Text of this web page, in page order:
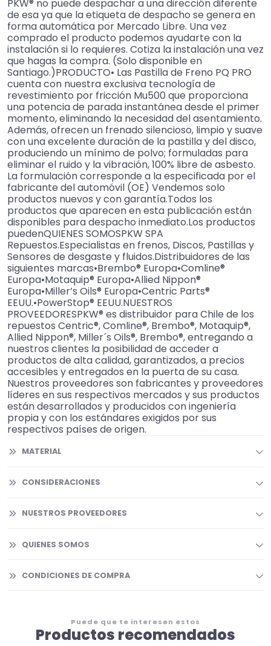
PKW® no puede despachar a una dirección diferente
de esa ya que la etiqueta de despacho se genera en
forma automática por Mercado Libre. Una vez
comprado el producto podemos ayudarte con la
instalación si lo requieres. Cotiza la instalación una vez
que hagas la compra. (Solo disponible en
Santiago.)PRODUCTO• Las Pastilla de Freno PQ PRO
cuenta con nuestra exclusiva tecnología de
revestimiento por fricción Mu500 que proporciona
una potencia de parada instantánea desde el primer
momento, eliminando la necesidad del asentamiento.
Además, ofrecen un frenado silencioso, limpio y suave
con una excelente duración de la pastilla y del disco,
produciendo un mínimo de polvo; formuladas para
eliminar el ruido y la vibración, 100% libre de asbesto.
La formulación corresponde a la especificada por el
fabricante del automóvil (OE) Vendemos solo
productos nuevos y con garantía.Todos los
productos que aparecen en esta publicación están
disponibles para despacho inmediato.Los productos
puedenQUIENES SOMOSPKW SPA
Repuestos.Especialistas en frenos, Discos, Pastillas y
Sensores de desgaste y fluidos.Distribuidores de las
siguientes marcas•Brembo® Europa•Comline®
Europa•Motaquip® Europa•Allied Nippon®
Europa•Miller’s Oils® Europa•Centric Parts®
EEUU.•PowerStop® EEUU.NUESTROS
PROVEEDORESPKW® es distribuidor para Chile de los
repuestos Centric®, Comline®, Brembo®, Motaquip®,
Allied Nippon®, Miller´s Oils®, Brembo®, entregando a
nuestros clientes la posibilidad de acceder a
productos de alta calidad, garantizados, a precios
accesibles y entregados en la puerta de su casa.
Nuestros proveedores son fabricantes y proveedores
líderes en sus respectivos mercados y sus productos
están desarrollados y producidos con ingeniería
propia y con los estándares exigidos por sus
respectivos países de origen.
MATERIAL
CONSIDERACIONES
NUESTROS PROVEEDORES
QUIENES SOMOS
CONDICIONES DE COMPRA
Puede que te interesen estos
Productos recomendados